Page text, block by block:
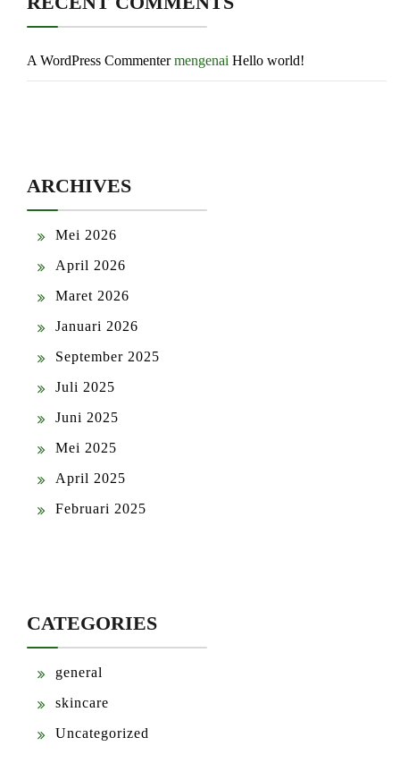
A WordPress Commentermengenai Hello world!
ARCHIVES
Mei 2026
April 2026
Maret 2026
Januari 2026
September 2025
Juli 2025
Juni 2025
Mei 2025
April 2025
Februari 2025
CATEGORIES
general
skincare
Uncategorized